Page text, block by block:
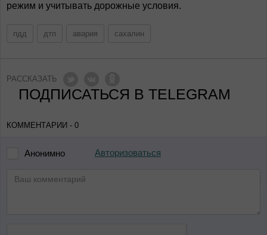
режим и учитывать дорожные условия.
пдд дтп авария сахалин
РАССКАЗАТЬ
ПОДПИСАТЬСЯ В TELEGRAM
КОММЕНТАРИИ - 0
Анонимно Авторизоваться